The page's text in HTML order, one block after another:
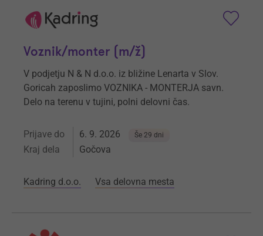
Voznik/monter (m/ž)
V podjetju N & N d.o.o. iz bližine Lenarta v Slov.
Goricah zaposlimo VOZNIKA - MONTERJA savn.
Delo na terenu v tujini, polni delovni čas.
Prijave do 6. 9. 2026 Še 29 dni
Kraj dela Gočova
Kadring d.o.o. Vsa delovna mesta